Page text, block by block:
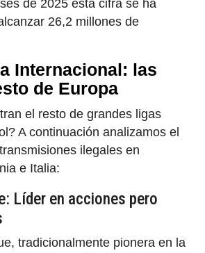
de 2025 esta cifra se ha
26,2 millones de
Internacional: las
de Europa
el resto de grandes ligas
A continuación analizamos el
ilegales en
e Italia:
Líder en acciones pero
tradicionalmente pionera en la